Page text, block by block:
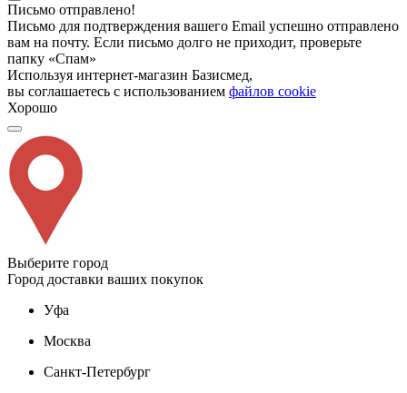
Письмо отправлено!
Письмо для подтверждения вашего Email успешно отправлено
вам на почту. Если письмо долго не приходит, проверьте
папку «Спам»
Используя интернет-магазин Базисмед,
вы соглашаетесь с использованием файлов cookie
Хорошо
Выберите город
Город доставки ваших покупок
Уфа
Москва
Санкт-Петербург